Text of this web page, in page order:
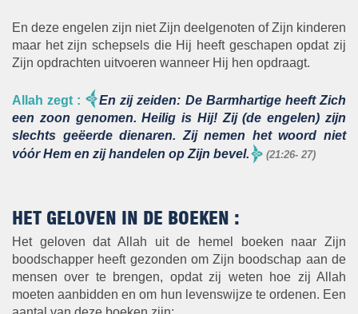
En deze engelen zijn niet Zijn deelgenoten of Zijn kinderen
maar het zijn schepsels die Hij heeft geschapen opdat zij
Zijn opdrachten uitvoeren wanneer Hij hen opdraagt.
Allah zegt :
En zij zeiden: De Barmhartige heeft Zich
een zoon genomen. Heilig is Hij! Zij (de engelen) zijn
slechts geëerde dienaren. Zij nemen het woord niet
vόόr Hem en zij handelen op Zijn bevel.
(21:26- 27)
HET GELOVEN IN DE BOEKEN :
Het geloven dat Allah uit de hemel boeken naar Zijn
boodschapper heeft gezonden om Zijn boodschap aan de
mensen over te brengen, opdat zij weten hoe zij Allah
moeten aanbidden en om hun levenswijze te ordenen. Een